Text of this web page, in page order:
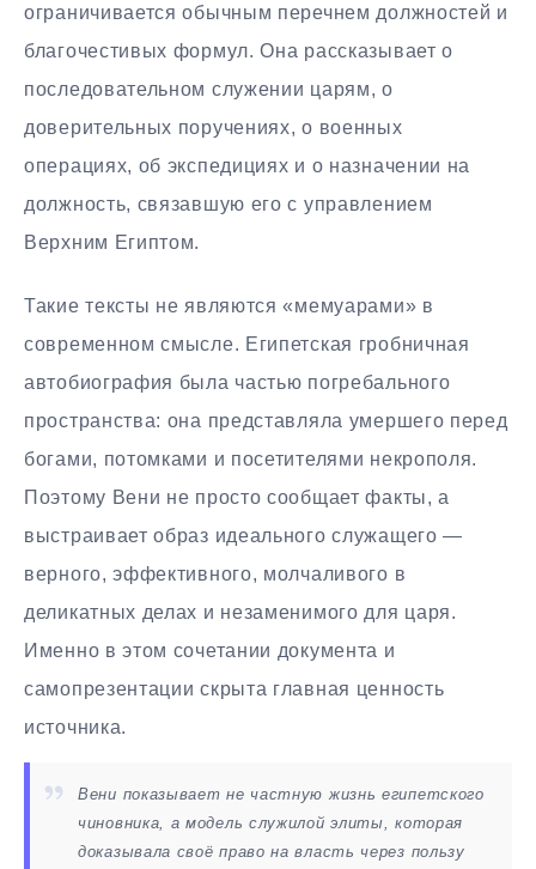
ограничивается обычным перечнем должностей и
благочестивых формул. Она рассказывает о
последовательном служении царям, о
доверительных поручениях, о военных
операциях, об экспедициях и о назначении на
должность, связавшую его с управлением
Верхним Египтом.
Такие тексты не являются «мемуарами» в
современном смысле. Египетская гробничная
автобиография была частью погребального
пространства: она представляла умершего перед
богами, потомками и посетителями некрополя.
Поэтому Вени не просто сообщает факты, а
выстраивает образ идеального служащего —
верного, эффективного, молчаливого в
деликатных делах и незаменимого для царя.
Именно в этом сочетании документа и
самопрезентации скрыта главная ценность
источника.
Вени показывает не частную жизнь египетского
чиновника, а модель служилой элиты, которая
доказывала своё право на власть через пользу